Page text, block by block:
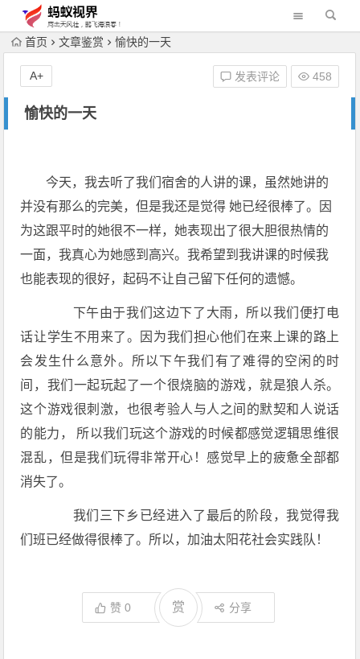
首页 文章鉴赏 愉快的一天
愉快的一天
发表评论 458
A+
今天，我去听了我们宿舍的人讲的课，虽然她讲的
并没有那么的完美，但是我还是觉得 她已经很棒了。因
为这跟平时的她很不一样，她表现出了很大胆很热情的
一面，我真心为她感到高兴。我希望到我讲课的时候我
也能表现的很好，起码不让自己留下任何的遗憾。
下午由于我们这边下了大雨，所以我们便打电
话让学生不用来了。因为我们担心他们在来上课的路上
会发生什么意外。所以下午我们有了难得的空闲的时
间，我们一起玩起了一个很烧脑的游戏，就是狼人杀。
这个游戏很刺激，也很考验人与人之间的默契和人说话
的能力， 所以我们玩这个游戏的时候都感觉逻辑思维很
混乱，但是我们玩得非常开心！感觉早上的疲惫全部都
消失了。
我们三下乡已经进入了最后的阶段，我觉得我
们班已经做得很棒了。所以，加油太阳花社会实践队！
赞0 赏 分享